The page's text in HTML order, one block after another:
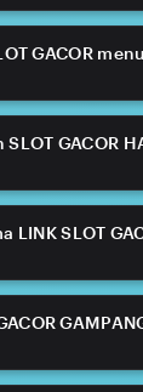
GACOR
GACOR
LINK SLOT